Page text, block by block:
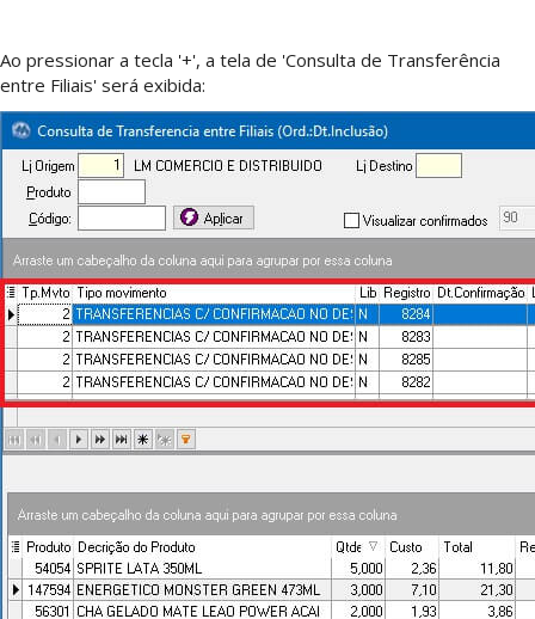
Ao pressionar a tecla '+', a tela de 'Consulta de Transferência
entre Filiais' será exibida: